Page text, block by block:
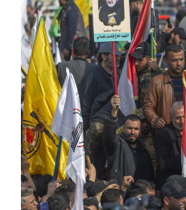
новый
зал
ожидания
для
военнослужащих